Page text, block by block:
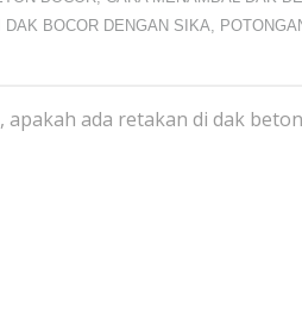
DAK BOCOR DENGAN SIKA,
ada retakan di dak